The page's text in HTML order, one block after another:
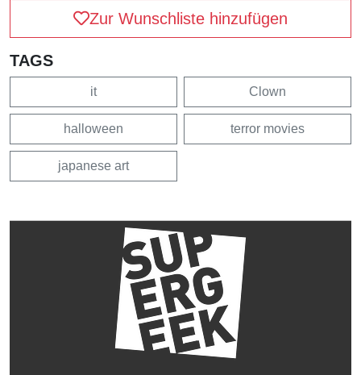
Zur Wunschliste hinzufügen
TAGS
it Clown
halloween terror movies
japanese art